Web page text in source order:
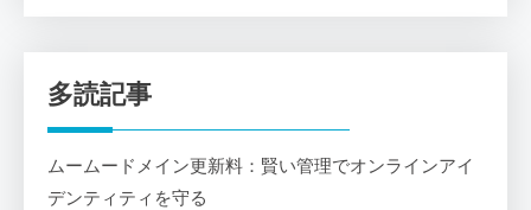
多読記事
ムームードメイン更新料：賢い管理でオンラインアイ
デンティティを守る